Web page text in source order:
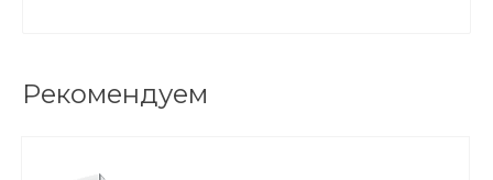
Рекомендуем